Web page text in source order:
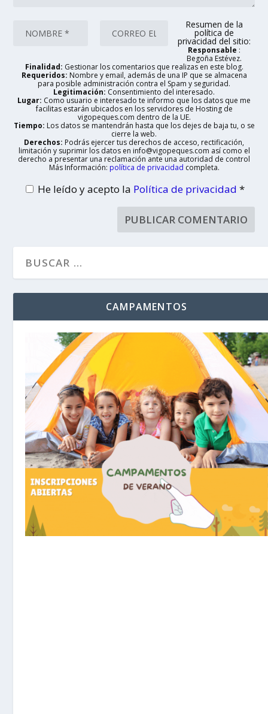
Resumen de la
política de
privacidad del sitio:
Responsable :
Begoña Estévez.
Finalidad: Gestionar los comentarios que realizas en este blog.
Requeridos: Nombre y email, además de una IP que se almacena
para posible administración contra el Spam y seguridad.
Legitimación: Consentimiento del interesado.
Lugar: Como usuario e interesado te informo que los datos que me
facilitas estarán ubicados en los servidores de Hosting de
vigopeques.com dentro de la UE.
Tiempo: Los datos se mantendrán hasta que los dejes de baja tu, o se
cierre la web.
Derechos: Podrás ejercer tus derechos de acceso, rectificación,
limitación y suprimir los datos en info@vigopeques.com así como el
derecho a presentar una reclamación ante una autoridad de control
Más Información: política de privacidad completa.
He leído y acepto la Política de privacidad *
CAMPAMENTOS